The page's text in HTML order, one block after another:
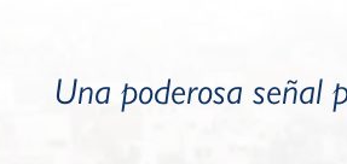
Una poderosa señal